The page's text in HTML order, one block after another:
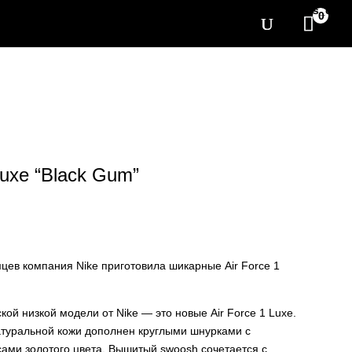
0
“Black Gum”
компания Nike приготовила шикарные Air Force 1
низкой модели от Nike — это новые Air Force 1 Luxe.
кожи дополнен круглыми шнурками с
золотого цвета. Вышитый swoosh сочетается с